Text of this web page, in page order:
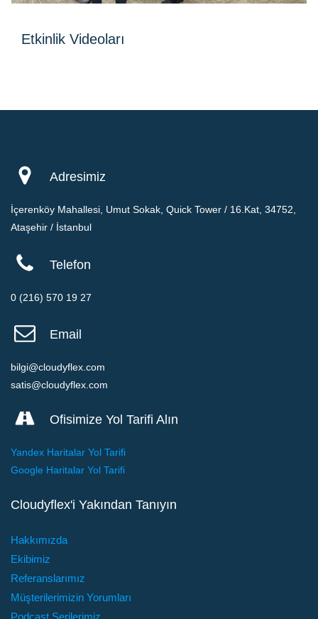
Etkinlik Videoları
Adresimiz
İçerenköy Mahallesi, Umut Sokak, Quick Tower / 16.Kat, 34752,
Ataşehir / İstanbul
Telefon
0 (216) 570 19 27
Email
bilgi@cloudyflex.com
satis@cloudyflex.com
Ofisimize Yol Tarifi Alın
Yandex Haritalar Yol Tarifi
Google Haritalar Yol Tarifi
Cloudyflex'i Yakından Tanıyın
Hakkımızda
Ekibimiz
Referanslarımız
Müşterilerimizin Yorumları
Podcast Serilerimiz